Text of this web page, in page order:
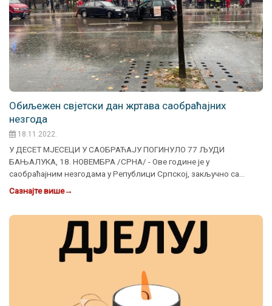
Oбиљежен свјетски дан жртава саобраћајних
незгода
18.11.2022.
У ДЕСЕТ МЈЕСЕЦИ У САОБРАЋАЈУ ПОГИНУЛО 77 ЉУДИ
БАЊАЛУКА, 18. НОВЕМБРА /СРНА/ - Ове године је у
саобраћајним незгодама у Републици Српској, закључно са
октобром, …
Сазнајте више→